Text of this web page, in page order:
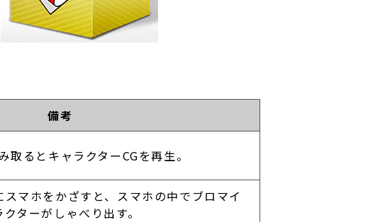
備考
取るとキャラクターCGを再生。
マホをかざすと、スマホの中でブロマイ
ターがしゃべり出す。